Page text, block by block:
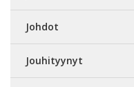
Johdot
Jouhityynyt